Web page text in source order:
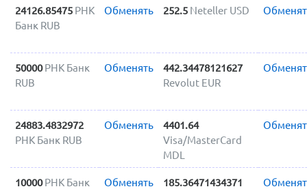
24126.85475 РНК
Банк RUB
Обменять 252.5 Neteller USD
50000 РНК Банк
RUB
Обменять
442.34478121627
Revolut EUR
24883.4832972
РНК Банк RUB
Обменять
4401.64
Visa/MasterCard
MDL
10000 РНК Банк
Обменять
185.36471434371